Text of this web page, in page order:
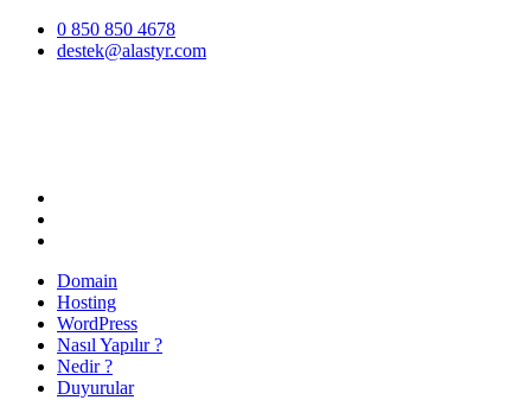
İçeriğe0 850 850 4678
destek@alastyr.com
Hosting Blog | Alastyr
Domain
Hosting
WordPress
Nasıl Yapılır ?
Nedir ?
Duyurular